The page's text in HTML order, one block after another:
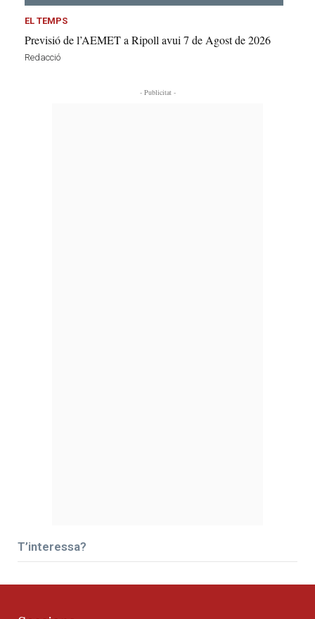
EL TEMPS
Previsió de l’AEMET a Ripoll avui 7 de Agost de 2026
Redacció
- Publicitat -
T’interessa?